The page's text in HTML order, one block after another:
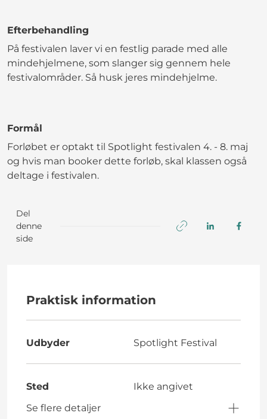
Efterbehandling
På festivalen laver vi en festlig parade med alle
mindehjelmene, som slanger sig gennem hele
festivalområder. Så husk jeres mindehjelme.
Formål
Forløbet er optakt til Spotlight festivalen 4. - 8. maj
og hvis man booker dette forløb, skal klassen også
deltage i festivalen.
Del
denne
side
Praktisk information
Udbyder Spotlight Festival
Sted
Ikke angivet
Se flere detaljer